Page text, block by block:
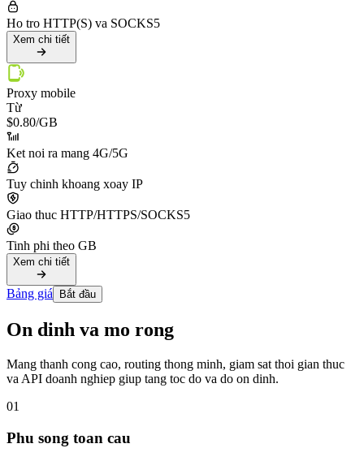
Ho tro HTTP(S) va SOCKS5
Xem chi tiết
Proxy mobile
Từ
$0.80/GB
Ket noi ra mang 4G/5G
Tuy chinh khoang xoay IP
Giao thuc HTTP/HTTPS/SOCKS5
Tinh phi theo GB
Xem chi tiết
Bảng giá Bắt đầu
On dinh va mo rong
Mang thanh cong cao, routing thong minh, giam sat thoi gian thuc
va API doanh nghiep giup tang toc do va do on dinh.
01
Phu song toan cau